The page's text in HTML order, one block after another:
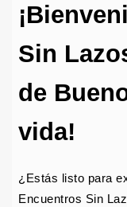
Sin
de
vida!
¿Estás listo para
Encuentros Sin